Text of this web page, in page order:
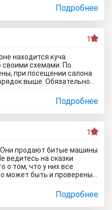
потому что мне такой
я могу купить и с рук и
только о
можно было избежать
Нтт авто до
Подробнее
1
находится куча
своими схемами. По
при посещении салона
выше. Обязательное
на приличную
каско якобы первый год в
и страхование
не связана с риском
на складе.
По отзывам об
со скрученным
Народ, не тратьте время
в карму все
Подробнее
1
Они продают битые машины
ведитесь на сказки
о том, что у них все
может быть и проверены,
автомобиль.
кузов и плавают зазоры
после ДТП не вытянуты
Подробнее